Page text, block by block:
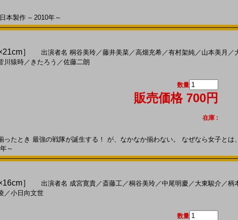
製作 -- 2010年～
］ 出演者名 桐谷美玲／藤井美菜／高畑充希／有村架純／ 山本美月 ／
川猿時／ きたろう ／佐藤二朗
数量
販売価格 700円
在庫 :
たとき 最強の戦隊が誕生する！ が、なかなか揃わない。 なぜなら女子と
～
］ 出演者名 成宮寛貴／ 斎藤工／桐谷美玲／中尾明慶 ／ 大東駿介 ／柄
／小日向文世
数量